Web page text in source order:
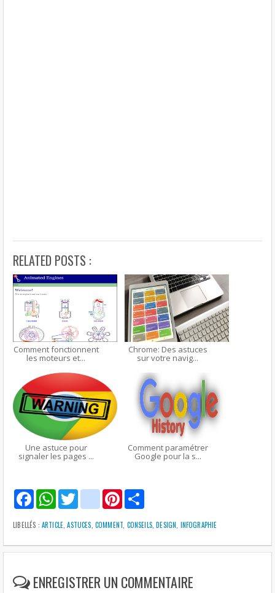
RELATED POSTS :
Comment fonctionnent
les moteurs et...
Chrome: Des astuces
sur votre navig...
Une astuce pour
signaler les pages ...
Comment paramétrer
Google pour la s...
F
a
c
e
o
o
W
h
a
t
A
p
T
t
e
r
g
m
a
i
P
i
n
t
e
r
e
r
LIBELLÉS : ARTICLE ,ASTUCES COMMENT CONSEILS,DESIGN INFOGRAPHIE
ENREGISTRER UN COMMENTAIRE